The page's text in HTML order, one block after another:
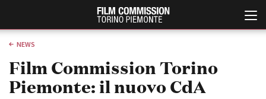
NEWS
Film Commission Torino
Piemonte: il nuovo CdA